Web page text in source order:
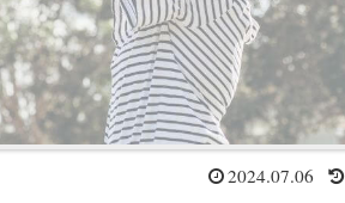
2024.07.06